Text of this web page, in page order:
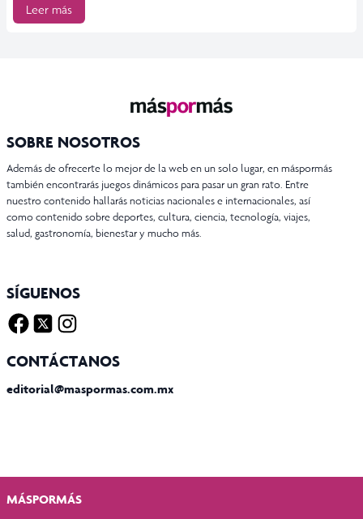
Leer más
SOBRE NOSOTROS
Además de ofrecerte lo mejor de la web en un solo lugar, en máspormás
también encontrarás juegos dinámicos para pasar un gran rato. Entre
nuestro contenido hallarás noticias nacionales e internacionales, así
como contenido sobre deportes, cultura, ciencia, tecnología, viajes,
salud, gastronomía, bienestar y mucho más.
SÍGUENOS
CONTÁCTANOS
editorial@maspormas.com.mx
MÁSPORMÁS